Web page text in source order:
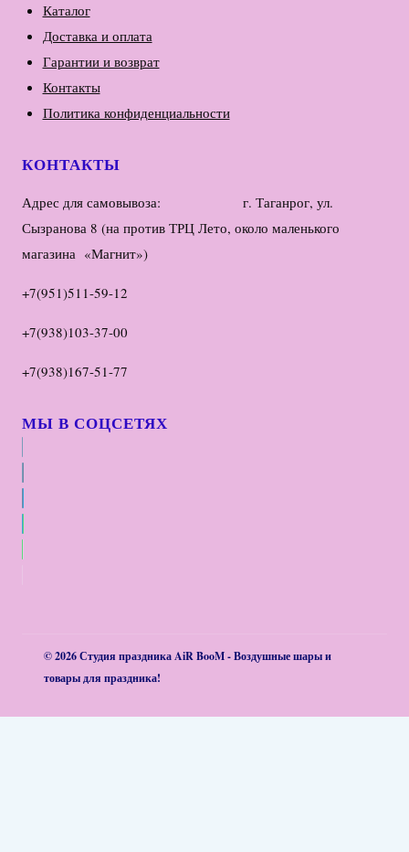
Каталог
Доставка и оплата
Гарантии и возврат
Контакты
Политика конфиденциальности
КОНТАКТЫ
Адрес для самовывоза: г. Таганрог, ул.
Сызранова 8 (на против ТРЦ Лето, около маленького
магазина «Магнит»)
+7(951)511-59-12
+7(938)103-37-00
+7(938)167-51-77
МЫ В СОЦСЕТЯХ
© 2026 Студия праздника AiR BooM - Воздушные шары и
товары для праздника!